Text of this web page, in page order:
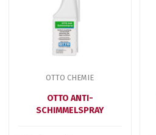
OTTO CHEMIE
OTTO ANTI-
SCHIMMELSPRAY